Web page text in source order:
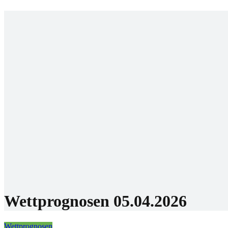
Wettprognosen 05.04.2026
Wettprognosen